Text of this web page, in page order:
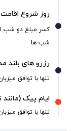
روز شروع
شب ها
رزرو های بلند مدت
تنها با توافق میزبان و کسر
ایام پیک
تنها با توافق میزبان و کسر